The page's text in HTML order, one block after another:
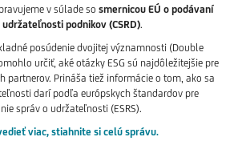
v súlade so smernicou EÚ o podávaní
udržateľnosti podnikov (CSRD).
posúdenie dvojitej významnosti (Double
určiť, aké otázky ESG sú najdôležitejšie pre
partnerov. Prináša tiež informácie o tom, ako sa
darí podľa európskych štandardov pre
správ o udržateľnosti (ESRS).
viac, stiahnite si celú správu.